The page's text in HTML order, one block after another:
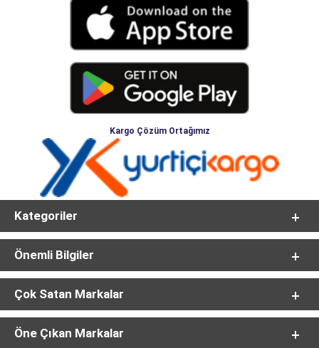
Kargo Çözüm Ortağımız
Kategoriler
Önemli Bilgiler
Çok Satan Markalar
Öne Çıkan Markalar